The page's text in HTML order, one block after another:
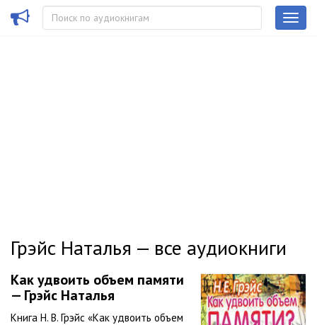
Грэйс Наталья — все аудиокниги
Как удвоить объем памяти
— Грэйс Наталья
Книга Н. В. Грэйс «Как удвоить объем